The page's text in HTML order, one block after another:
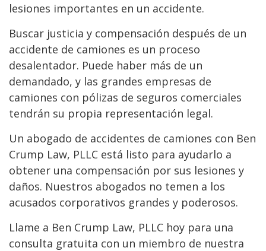
lesiones importantes en un accidente.
Buscar justicia y compensación después de un
accidente de camiones es un proceso
desalentador. Puede haber más de un
demandado, y las grandes empresas de
camiones con pólizas de seguros comerciales
tendrán su propia representación legal.
Un abogado de accidentes de camiones con Ben
Crump Law, PLLC está listo para ayudarlo a
obtener una compensación por sus lesiones y
daños. Nuestros abogados no temen a los
acusados corporativos grandes y poderosos.
Llame a Ben Crump Law, PLLC hoy para una
consulta gratuita con un miembro de nuestra